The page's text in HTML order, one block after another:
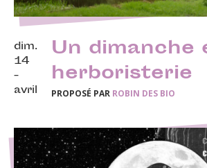
dim.
14
-
avril
Un dimanche
herboristerie
PROPOSÉ PAR ROBIN DES BIO